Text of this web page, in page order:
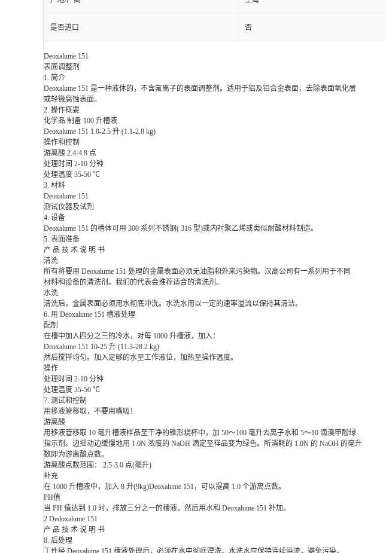
是否进口 否
Deoxalume 151
表面调整剂
1. 简介
Deoxalume 151 是一种液体的，不含氟离子的表面调整剂。适用于铝及铝合金表面，去除表面氧化层
或轻微腐蚀表面。
2. 操作概要
化学品 制备 100 升槽液
Deoxalume 151 1.0-2.5 升 (1.1-2.8 kg)
操作和控制
游离酸 2.4-4.8 点
处理时间 2-10 分钟
处理温度 35-50 ℃
3. 材料
Deoxalume 151
测试仪器及试剂
4. 设备
Deoxalume 151 的槽体可用 300 系列不锈钢( 316 型)或内衬聚乙烯或类似耐酸材料制造。
5. 表面准备
产 品 技 术 说 明 书
清洗
所有将要用 Deoxalume 151 处理的金属表面必须无油脂和外来污染物。汉高公司有一系列用于不同
材料和设备的清洗剂。我们的代表会推荐适合的清洗剂。
水洗
清洗后，金属表面必须用水彻底冲洗。水洗水用以一定的速率溢流以保持其清洁。
6. 用 Deoxalume 151 槽液处理
配制
在槽中加入四分之三的冷水，对每 1000 升槽液，加入：
Deoxalume 151 10-25 升 (11.3-28.2 kg)
然后搅拌均匀。加入足够的水至工作液位，加热至操作温度。
操作
处理时间 2-10 分钟
处理温度 35-50 ℃
7. 测试和控制
用移液管移取，不要用嘴吸！
游离酸
用移液管移取 10 毫升槽液样品至干净的锥形烧杯中，加 50～100 毫升去离子水和 5～10 滴溴甲酚绿
指示剂。边摇动边缓慢地用 1.0N 浓度的 NaOH 滴定至样品变为绿色。所消耗的 1.0N 的 NaOH 的毫升
数即为游离酸点数。
游离酸点数范围： 2.5-3.0 点(毫升)
补充
在 1000 升槽液中，加入 8 升(9kg)Deoxalume 151，可以提高 1.0 个游离点数。
PH值
当 PH 值达到 1.0 时，排放三分之一的槽液，然后用水和 Deoxalume 151 补加。
2 Dedoxalume 151
产 品 技 术 说 明 书
8. 后处理
工件经 Deoxalume 151 槽液处理后，必须在水中彻底漂洗。水洗水应保持连续溢流，避免污染。